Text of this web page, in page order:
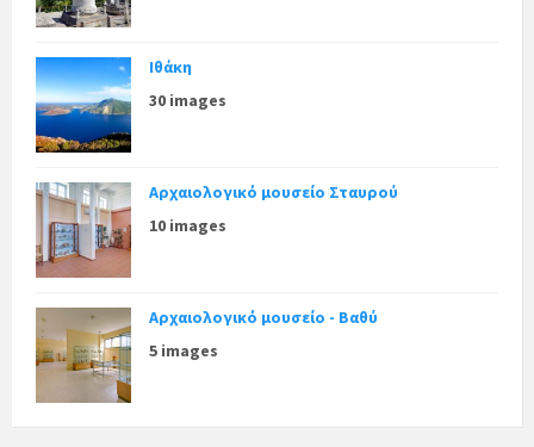
Ιθάκη
30 images
Αρχαιολογικό μουσείο Σταυρού
10 images
Αρχαιολογικό μουσείο - Βαθύ
5 images